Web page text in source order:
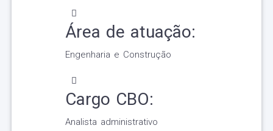
Área de atuação:
Engenharia e Construção
Cargo CBO:
Analista administrativo